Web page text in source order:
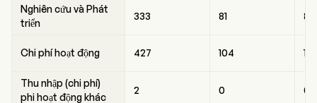
Nghiên cứu và Phát
triển
333 81 84
Chi phí hoạt động 427 104
Thu nhập (chi phí)
phi hoạt động khác
2 0 0